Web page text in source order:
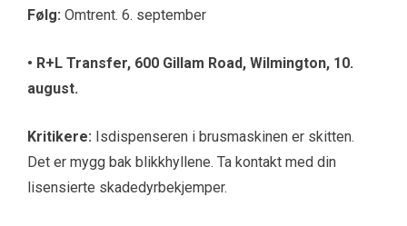
Følg: Omtrent. 6. september
• R+L Transfer, 600 Gillam Road, Wilmington, 10.
august.
Kritikere: Isdispenseren i brusmaskinen er skitten.
Det er mygg bak blikkhyllene. Ta kontakt med din
lisensierte skadedyrbekjemper.